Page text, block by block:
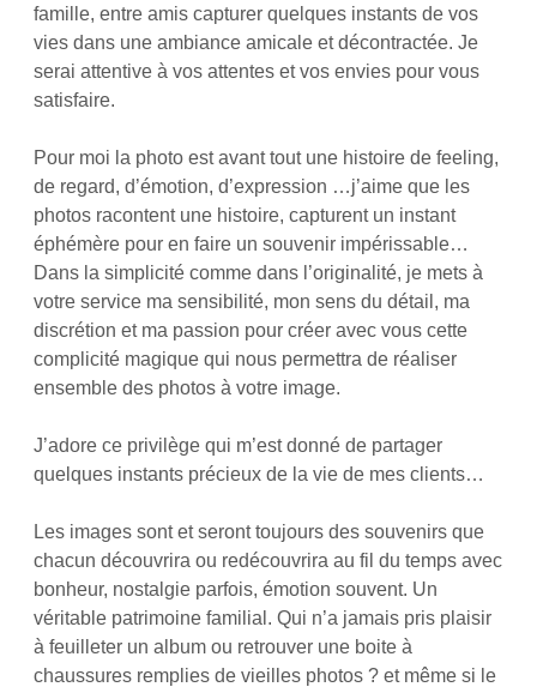
famille, entre amis capturer quelques instants de vos
vies dans une ambiance amicale et décontractée. Je
serai attentive à vos attentes et vos envies pour vous
satisfaire.
Pour moi la photo est avant tout une histoire de feeling,
de regard, d’émotion, d’expression …j’aime que les
photos racontent une histoire, capturent un instant
éphémère pour en faire un souvenir impérissable…
Dans la simplicité comme dans l’originalité, je mets à
votre service ma sensibilité, mon sens du détail, ma
discrétion et ma passion pour créer avec vous cette
complicité magique qui nous permettra de réaliser
ensemble des photos à votre image.
J’adore ce privilège qui m’est donné de partager
quelques instants précieux de la vie de mes clients…
Les images sont et seront toujours des souvenirs que
chacun découvrira ou redécouvrira au fil du temps avec
bonheur, nostalgie parfois, émotion souvent. Un
véritable patrimoine familial. Qui n’a jamais pris plaisir
à feuilleter un album ou retrouver une boite à
chaussures remplies de vieilles photos ? et même si le